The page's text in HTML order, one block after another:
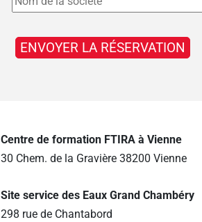
Centre de formation FTIRA à Vienne
30 Chem. de la Gravière 38200 Vienne
Site service des Eaux Grand Chambéry
298 rue de Chantabord